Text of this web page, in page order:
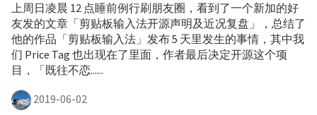
上周日凌晨 12 点睡前例行刷朋友圈，看到了一个新加的好
友发的文章「剪贴板输入法开源声明及近况复盘」，总结了
他的作品「剪贴板输入法」发布 5 天里发生的事情，其中我
们 Price Tag 也出现在了里面，作者最后决定开源这个项
目，「既往不恋......
2019-06-02